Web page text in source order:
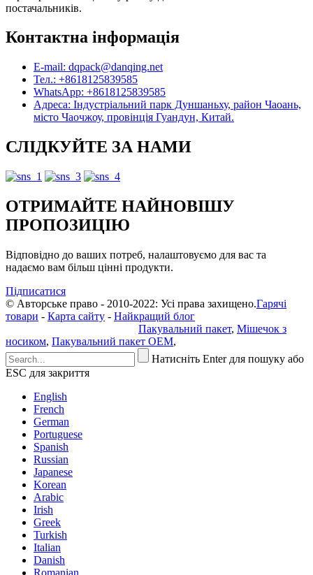
постачальників.
Контактна інформація
E-mail: dqpack@danqing.net
Тел.: +8618125839585
WhatsApp: +8618125839585
Адреса: Індустріальний парк Дуншаньху, район Чаоань,
місто Чаочжоу, провінція Гуандун, Китай.
СЛІДКУЙТЕ ЗА НАМИ
ОТРИМАЙТЕ НАЙНОВІШУ
ПРОПОЗИЦІЮ
Відповідно до ваших потреб, налаштовуємо для вас та
надаємо вам більш цінні продукти.
Підписатися
© Авторське право - 2010-2022: Усі права захищено.Гарячі
товари - Карта сайту - Найкращий блог
Пакувальний пакет, Мішечок з
носиком, Пакувальний пакет OEM,
Натисніть Enter для пошуку або
ESC для закриття
English
French
German
Portuguese
Spanish
Russian
Japanese
Korean
Arabic
Irish
Greek
Turkish
Italian
Danish
Romanian